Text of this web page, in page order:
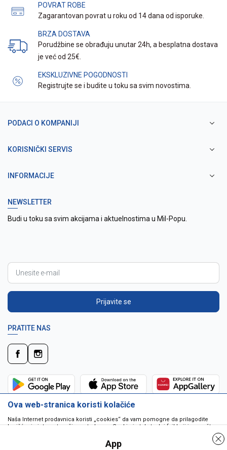
POVRAT ROBE
Zagarantovan povrat u roku od 14 dana od isporuke.
BRZA DOSTAVA
Porudžbine se obrađuju unutar 24h, a besplatna dostava
je već od 25€.
EKSKLUZIVNE POGODNOSTI
Registrujte se i budite u toku sa svim novostima.
PODACI O KOMPANIJI
KORISNIČKI SERVIS
INFORMACIJE
NEWSLETTER
Budi u toku sa svim akcijama i aktuelnostima u Mil-Popu.
Prijavite se
PRATITE NAS
Ova web-stranica koristi kolačiće
Naša Internet prodavnica koristi „cookies“ da vam pomogne da prilagodite
korišćenje interneta vašim potrebama. Cookie je tekstualni fajl koji je smešten
da pokrenu program ili da isporuče virus vašem računaru. Cookie-i su
jedinstveno dodeljeni vama, i jedino mogu biti pročitani od strane web servera
App